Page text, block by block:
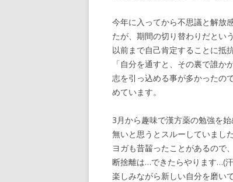
今年に入ってから不思議と解放
たが、期間の切り替わりだとい
以前まで自己肯定することに抵
「自分を通すと、その裏で誰
志を引っ込める事が多かったの
めています。
3月から趣味で漢方薬の勉強を
無いと思うとスルーしていまし
ヨガも昔齧ったことがあるので
断捨離は…できたらやります…(
楽しみながら新しい自分を磨い